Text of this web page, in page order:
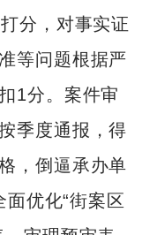
分，对事实证
等问题根据严
1分。案件审
季度通报，得
，倒逼承办单
面优化“街案区